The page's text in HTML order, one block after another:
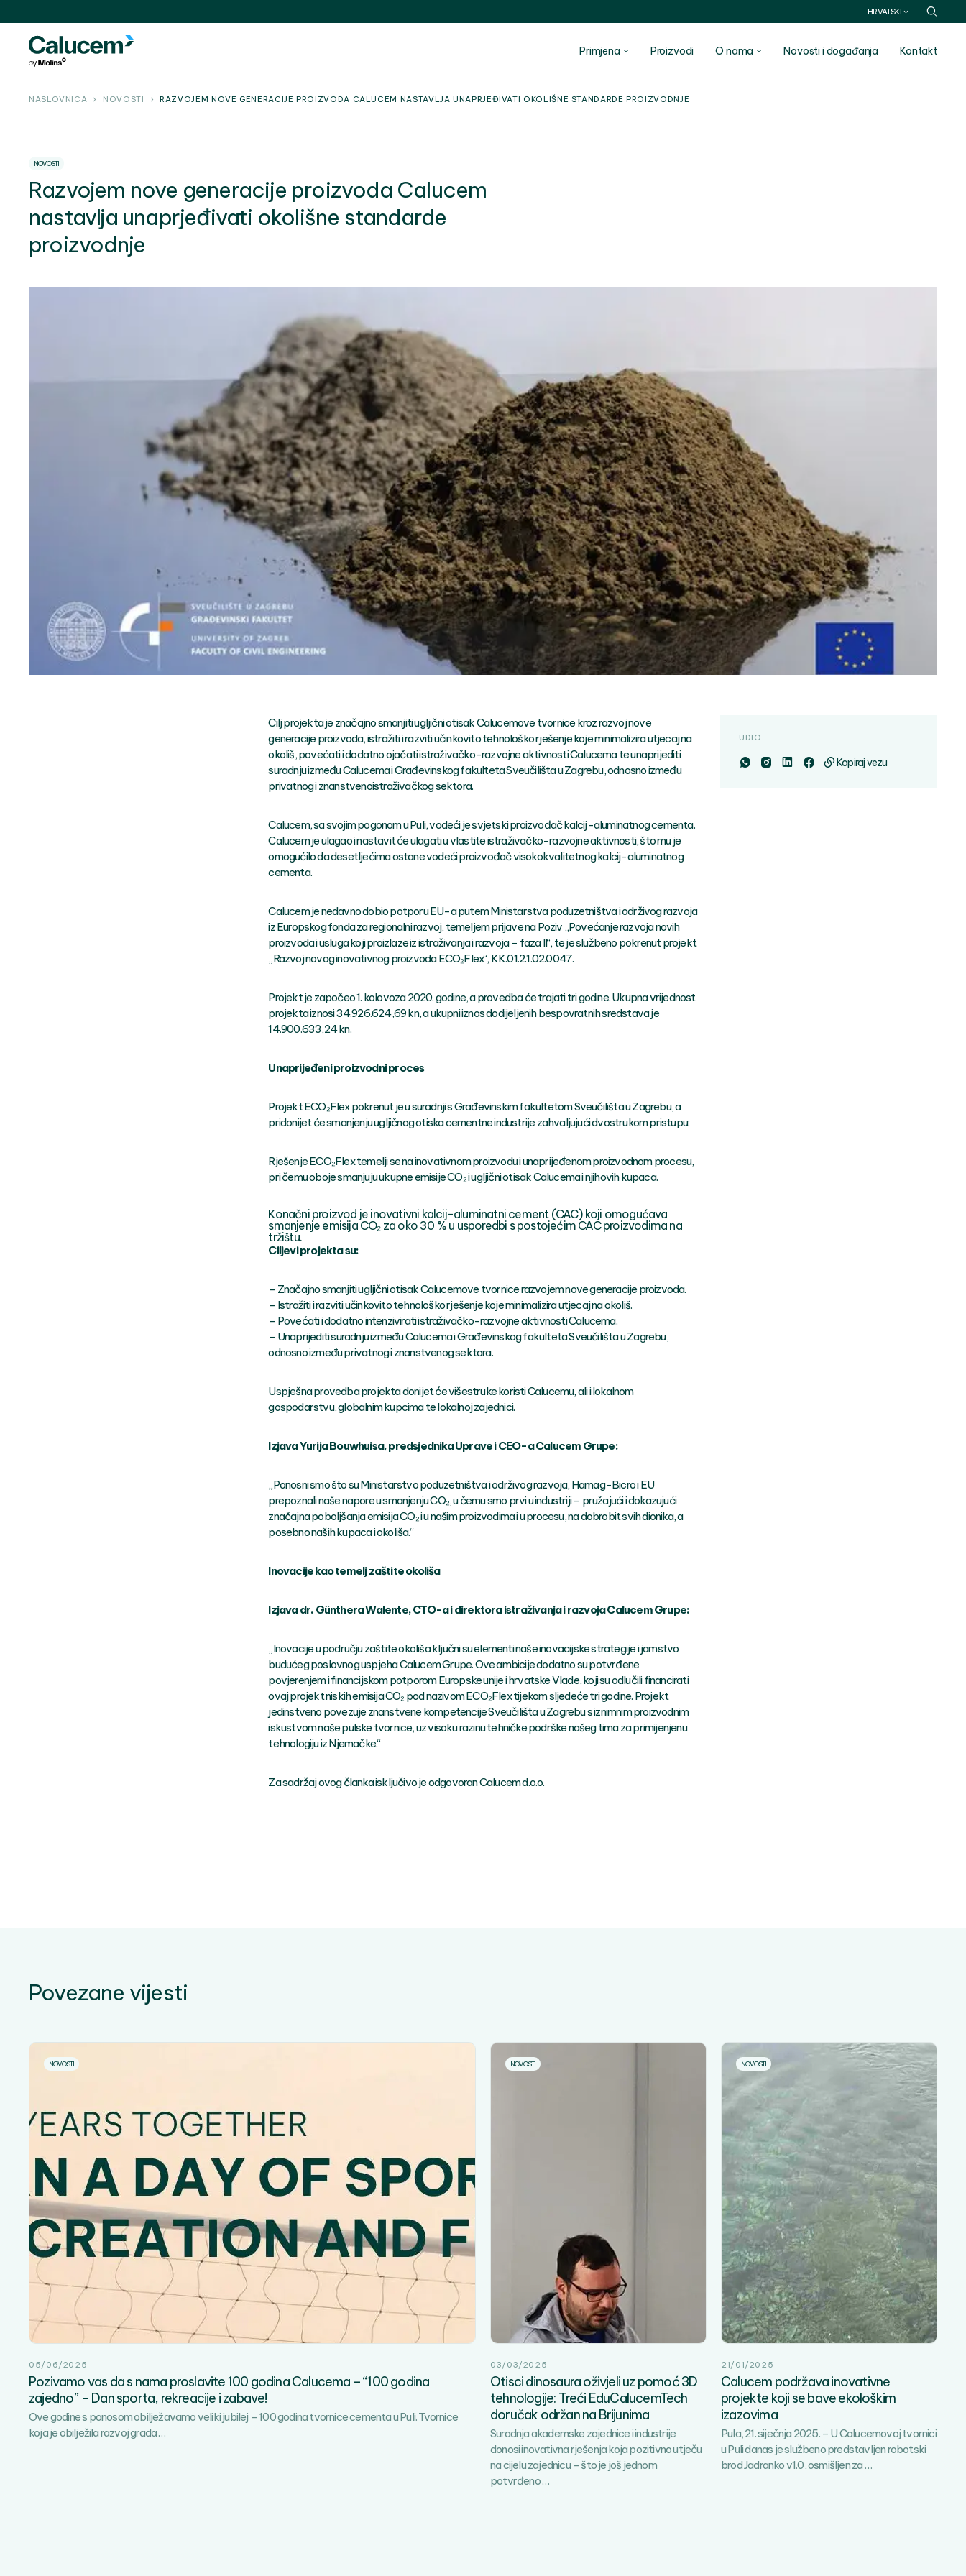
HRVATSKI
Primjena Proizvodi O nama Novosti i događanja Kontakt
NASLOVNICA NOVOSTI RAZVOJEM NOVE GENERACIJE PROIZVODA CALUCEM NASTAVLJA UNAPRJEĐIVATI OKOLIŠNE STANDARDE PROIZVODNJE
NOVOSTI
Razvojem nove generacije proizvoda Calucem
nastavlja unaprjeđivati okolišne standarde
proizvodnje
Cilj projekta je značajno smanjiti ugljični otisak Calucemove tvornice kroz razvoj nove
generacije proizvoda, istražiti i razviti učinkovito tehnološko rješenje koje minimalizira utjecaj na
okoliš, povećati i dodatno ojačati istraživačko-razvojne aktivnosti Calucema te unaprijediti
suradnju između Calucema i Građevinskog fakulteta Sveučilišta u Zagrebu, odnosno između
privatnog i znanstvenoistraživačkog sektora.
Calucem, sa svojim pogonom u Puli, vodeći je svjetski proizvođač kalcij-aluminatnog cementa.
Calucem je ulagao i nastavit će ulagati u vlastite istraživačko-razvojne aktivnosti, što mu je
omogućilo da desetljećima ostane vodeći proizvođač visokokvalitetnog kalcij-aluminatnog
cementa.
Calucem je nedavno dobio potporu EU-a putem Ministarstva poduzetništva i održivog razvoja
iz Europskog fonda za regionalni razvoj, temeljem prijave na Poziv „Povećanje razvoja novih
proizvoda i usluga koji proizlaze iz istraživanja i razvoja – faza II“, te je službeno pokrenut projekt
„Razvoj novog inovativnog proizvoda ECO₂Flex“, KK.01.2.1.02.0047.
Projekt je započeo 1. kolovoza 2020. godine, a provedba će trajati tri godine. Ukupna vrijednost
projekta iznosi 34.926.624,69 kn, a ukupni iznos dodijeljenih bespovratnih sredstava je
14.900.633,24 kn.
Unaprijeđeni proizvodni proces
Projekt ECO₂Flex pokrenut je u suradnji s Građevinskim fakultetom Sveučilišta u Zagrebu, a
pridonijet će smanjenju ugljičnog otiska cementne industrije zahvaljujući dvostrukom pristupu:
Rješenje ECO₂Flex temelji se na inovativnom proizvodu i unaprijeđenom proizvodnom procesu,
pri čemu oboje smanjuju ukupne emisije CO₂ i ugljični otisak Calucema i njihovih kupaca.
Konačni proizvod je inovativni kalcij-aluminatni cement (CAC) koji omogućava
smanjenje emisija CO₂ za oko 30 % u usporedbi s postojećim CAC proizvodima na
tržištu.
Ciljevi projekta su:
– Značajno smanjiti ugljični otisak Calucemove tvornice razvojem nove generacije proizvoda.
– Istražiti i razviti učinkovito tehnološko rješenje koje minimalizira utjecaj na okoliš.
– Povećati i dodatno intenzivirati istraživačko-razvojne aktivnosti Calucema.
– Unaprijediti suradnju između Calucema i Građevinskog fakulteta Sveučilišta u Zagrebu,
odnosno između privatnog i znanstvenog sektora.
Uspješna provedba projekta donijet će višestruke koristi Calucemu, ali i lokalnom
gospodarstvu, globalnim kupcima te lokalnoj zajednici.
Izjava Yurija Bouwhuisa, predsjednika Uprave i CEO-a Calucem Grupe:
„Ponosni smo što su Ministarstvo poduzetništva i održivog razvoja, Hamag-Bicro i EU
prepoznali naše napore u smanjenju CO₂, u čemu smo prvi u industriji – pružajući i dokazujući
značajna poboljšanja emisija CO₂ i u našim proizvodima i u procesu, na dobrobit svih dionika, a
posebno naših kupaca i okoliša.“
Inovacije kao temelj zaštite okoliša
Izjava dr. Günthera Walente, CTO-a i direktora istraživanja i razvoja Calucem Grupe:
„Inovacije u području zaštite okoliša ključni su elementi naše inovacijske strategije i jamstvo
budućeg poslovnog uspjeha Calucem Grupe. Ove ambicije dodatno su potvrđene
povjerenjem i financijskom potporom Europske unije i hrvatske Vlade, koji su odlučili financirati
ovaj projekt niskih emisija CO₂ pod nazivom ECO₂Flex tijekom sljedeće tri godine. Projekt
jedinstveno povezuje znanstvene kompetencije Sveučilišta u Zagrebu s iznimnim proizvodnim
iskustvom naše pulske tvornice, uz visoku razinu tehničke podrške našeg tima za primijenjenu
tehnologiju iz Njemačke.“
Za sadržaj ovog članka isključivo je odgovoran Calucem d.o.o.
UDIO
Kopiraj vezu
Povezane vijesti
NOVOSTI
05/06/2025
Pozivamo vas da s nama proslavite 100 godina Calucema – “100 godina
zajedno” – Dan sporta, rekreacije i zabave!
Ove godine s ponosom obilježavamo veliki jubilej – 100 godina tvornice cementa u Puli. Tvornice
koja je obilježila razvoj grada…Pozivamo
NOVOSTI
03/03/2025
Otisci dinosaura oživjeli uz pomoć 3D
tehnologije: Treći EduCalucemTech
doručak održan na Brijunima
Suradnja akademske zajednice i industrije
donosi inovativna rješenja koja pozitivno utječu
na cijelu zajednicu – što je još jednom
potvrđeno…Otisci
NOVOSTI
21/01/2025
Calucem podržava inovativne
projekte koji se bave ekološkim
izazovima
Pula, 21. siječnja 2025. – U Calucemovoj tvornici
u Puli danas je službeno predstavljen robotski
brod Jadranko v1.0, osmišljen za …Calucem